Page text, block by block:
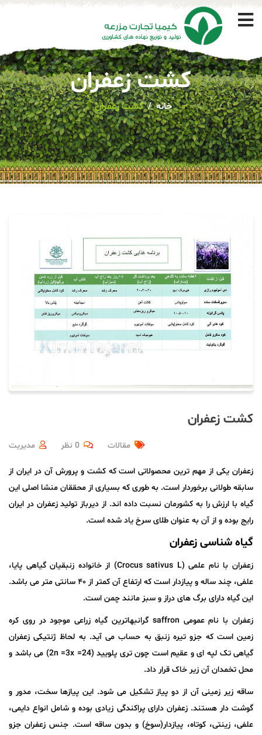
کشت زعفران
خانه کشت زعفران
کشت زعفران
مدیریت 0 نظر مقالات
زعفران یکی از مهم ترین محصولاتی است که کشت و پرورش آن در ایران از
سابقه طولانی برخوردار است. به طوری که بسیاری از محققان منشا اصلی این
گیاه با ارزش را به کشورمان نسبت داده اند. از دیرباز تولید زعفران در ایران
رایج بوده و از آن به عنوان طلای سرخ یاد شده است.
گیاه شناسی زعفران
زعفران با نام علمی (Crocus sativus L) از خانواده زنبقیان گیاهی پایا،
علفی، چند ساله و پیازدار است که ارتفاع آن کمتر از ۴۰ سانتی متر می باشد.
این گیاه دارای برگ های دراز و سبز مانند چمن است.
زعفران با نام عمومی saffron گرانبهاترین گیاه زراعی موجود در روی کره
زمین است که جزو تیره زنبق به حساب می آید. به لحاظ ژنتیکی زعفران
گیاهی تک لپه ای و عقیم است چون تری پلویید (24= 2n =3x) می باشد و
محل تخمدان آن زیر خاک قرار داد.
ساقه زیر زمینی آن از دو پیاز تشکیل می شود. این پیازها سخت، مدور و
گوشت دار هستند. زعفران دارای پراکندگی زیادی بوده و شامل انواع دایمی،
علفی، زینتی، کوتاه، پیازدار(سوخ) و بدون ساقه است. جنس زعفران جزو